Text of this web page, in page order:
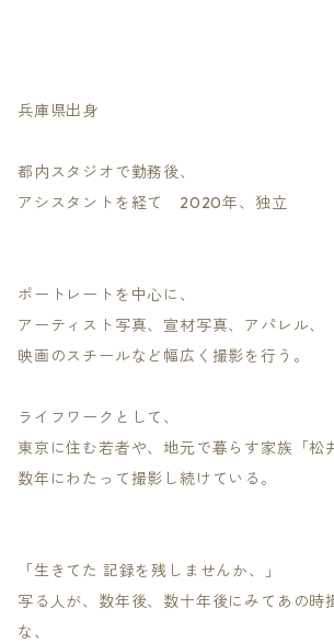
兵庫県出身
都内スタジオで勤務後、
アシスタントを経て 2020年、独立
ポートレートを中心に、
アーティスト写真、宣材写真、アパレル、
映画のスチールなど幅広く撮影を行う。
ライフワークとして、
東京に住む若者や、地元で暮らす家族「松
数年にわたって撮影し続けている。
「生きてた 記録を残しませんか、」
写る人が、数年後、数十年後にみてあの時
な、